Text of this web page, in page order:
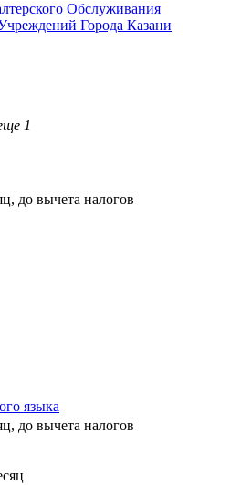
Обслуживания
Города Казани
1
до вычета налогов
языка
до вычета налогов